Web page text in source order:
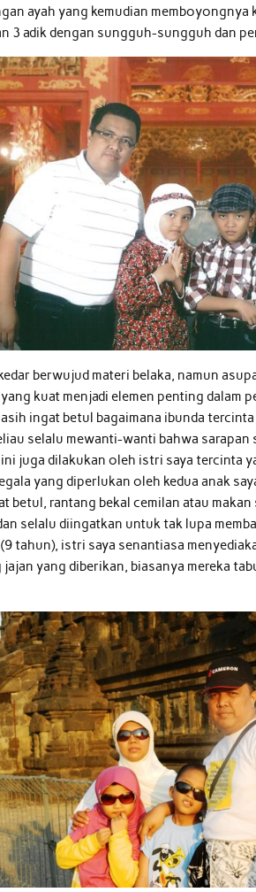
ayah yang kemudian
3 adik dengan sungguh-sungguh dan
berwujud materi belaka, namun
kuat menjadi elemen penting dalam
ingat betul bagaimana ibunda
selalu mewanti-wanti bahwa
juga dilakukan oleh istri saya tercinta
yang diperlukan oleh kedua anak
betul, rantang bekal cemilan atau
selalu diingatkan untuk tak lupa
tahun), istri saya senantiasa
jajan yang diberikan, biasanya mereka